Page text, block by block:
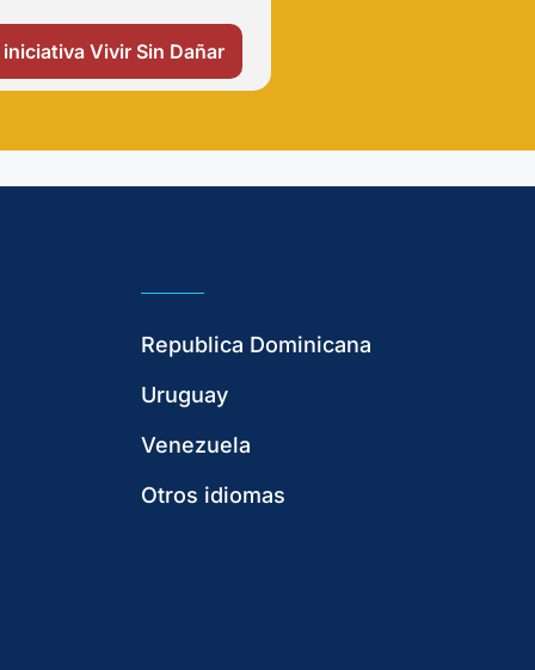
Vivir Sin Dañar
Republica Dominicana
Uruguay
Venezuela
Otros idiomas